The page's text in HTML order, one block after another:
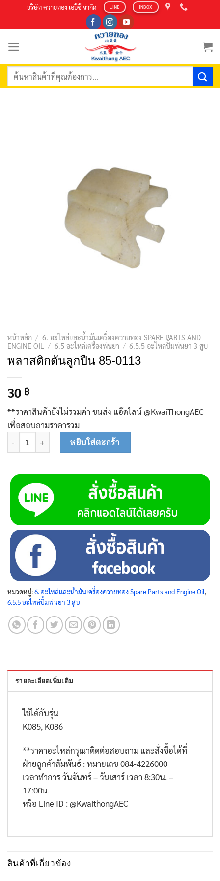
content
บริษัท ควายทอง เออีซี จำกัด LINE INBOX
ค้นหา:
หน้าหลัก / 6. อะไหล่และน้ำมันเครื่องควายทอง SPARE PARTS AND
ENGINE OIL
/ 6.5 อะไหล่เครื่องพ่นยา / 6.5.5 อะไหล่ปั้มพ่นยา 3 สูบ
พลาสติกดันลูกปืน 85-0113
30 ฿
**ราคาสินค้ายังไม่รวมค่า ขนส่ง แอ๊ดไลน์ @KwaiThongAEC
เพื่อสอบถามราคารวม
จำนวน พลาสติกดันลูกปืน 85-0113 ชิ้น
หยิบใส่ตะกร้า
หมวดหมู่:6. อะไหล่และน้ำมันเครื่องควายทอง Spare Parts and Engine Oil
6.5.5 อะไหล่ปั้มพ่นยา 3 สูบ
รายละเอียดเพิ่มเติม
ใช้ได้กับรุ่น
K085, K086
**ราคาอะไหล่กรุณาติดต่อสอบถาม และสั่งซื้อได้ที่
ฝ่ายลูกค้าสัมพันธ์ : หมายเลข 084-4226000
เวลาทำการ วันจันทร์ – วันเสาร์ เวลา 8:30น. –
17:00น.
หรือ Line ID : @KwaithongAEC
สินค้าที่เกี่ยวข้อง